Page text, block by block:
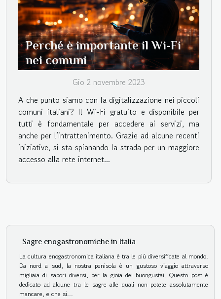
Perché è importante il Wi-Fi
nei comuni
Gio 2 novembre 2023
A che punto siamo con la digitalizzazione nei piccoli
comuni italiani? Il Wi-Fi gratuito e disponibile per
tutti è fondamentale per accedere ai servizi, ma
anche per l’intrattenimento. Grazie ad alcune recenti
iniziative, si sta spianando la strada per un maggiore
accesso alla rete internet...
Sagre enogastronomiche in Italia
La cultura enogastronomica italiana è tra le più diversificate al mondo.
Da nord a sud, la nostra penisola è un gustoso viaggio attraverso
migliaia di sapori diversi, per la gioia dei buongustai. Questo post è
dedicato ad alcune tra le sagre alle quali non potete assolutamente
mancare, e che si...